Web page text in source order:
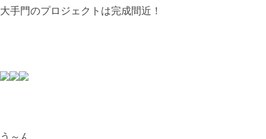
大手門のプロジェクトは完成間近！